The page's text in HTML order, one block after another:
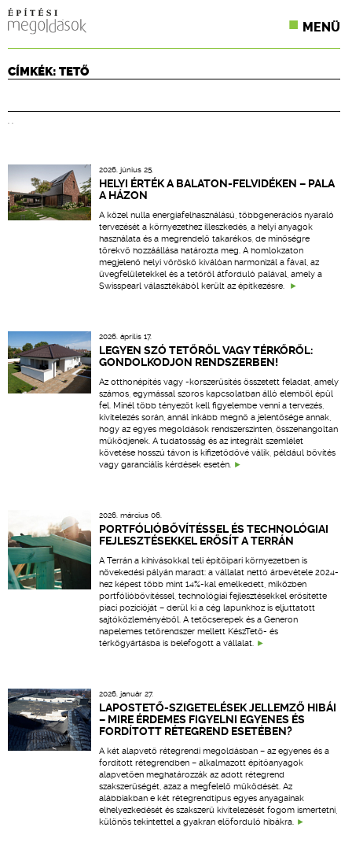
MENÜ
ÉPÍTÉSI JOG
ONLINE KÉPZÉSEK
TERVEZÉSI SEGÉDLETEK
CÍMKÉK: TETŐ
2026. június 25.
HELYI ÉRTÉK A BALATON-FELVIDÉKEN – PALA
A HÁZON
A közel nulla energiafelhasználású, többgenerációs nyaraló
tervezését a környezethez illeszkedés, a helyi anyagok
használata és a megrendelő takarékos, de minőségre
törekvő hozzáállása határozta meg. A homlokzaton
megjelenő helyi vöröskő kiválóan harmonizál a fával, az
üvegfelületekkel és a tetőről átforduló palával, amely a
Swisspearl választékából került az építkezésre.
2026. április 17.
LEGYEN SZÓ TETŐRŐL VAGY TÉRKŐRŐL:
GONDOLKODJON RENDSZERBEN!
Az otthonépítés vagy -korszerűsítés összetett feladat, amely
számos, egymással szoros kapcsolatban álló elemből épül
fel. Minél több tényezőt kell figyelembe venni a tervezés,
kivitelezés során, annál inkább megnő a jelentősége annak,
hogy az egyes megoldások rendszerszinten, összehangoltan
működjenek. A tudatosság és az integrált szemlélet
követése hosszú távon is kifizetődővé válik, például bővítés
vagy garanciális kérdések esetén.
2026. március 06.
PORTFÓLIÓBŐVÍTÉSSEL ÉS TECHNOLÓGIAI
FEJLESZTÉSEKKEL ERŐSÍT A TERRÁN
A Terrán a kihívásokkal teli építőipari környezetben is
növekedési pályán maradt: a vállalat nettó árbevétele 2024-
hez képest több mint 14%-kal emelkedett, miközben
portfólióbővítéssel, technológiai fejlesztésekkel erősítette
piaci pozícióját – derül ki a cég lapunkhoz is eljuttatott
sajtóközleményéből. A tetőcserepek és a Generon
napelemes tetőrendszer mellett KészTető- és
térkőgyártásba is belefogott a vállalat.
2026. január 27.
LAPOSTETŐ-SZIGETELÉSEK JELLEMZŐ HIBÁI
– MIRE ÉRDEMES FIGYELNI EGYENES ÉS
FORDÍTOTT RÉTEGREND ESETÉBEN?
A két alapvető rétegrendi megoldásban – az egyenes és a
fordított rétegrendben – alkalmazott építőanyagok
alapvetően meghatározzák az adott rétegrend
szakszerűségét, azaz a megfelelő működését. Az
alábbiakban e két rétegrendtípus egyes anyagainak
elhelyezkedését és szakszerű kivitelezését fogom ismertetni,
különös tekintettel a gyakran előforduló hibákra.